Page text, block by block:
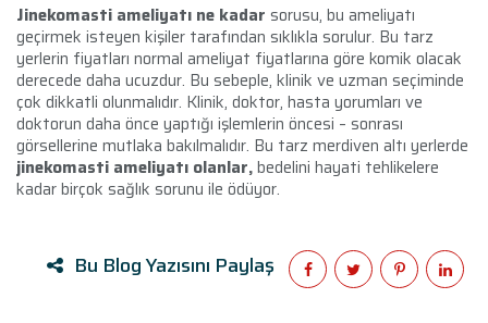
Jinekomasti ameliyatı ne kadar sorusu, bu ameliyatı
geçirmek isteyen kişiler tarafından sıklıkla sorulur. Bu tarz
yerlerin fiyatları normal ameliyat fiyatlarına göre komik olacak
derecede daha ucuzdur. Bu sebeple, klinik ve uzman seçiminde
çok dikkatli olunmalıdır. Klinik, doktor, hasta yorumları ve
doktorun daha önce yaptığı işlemlerin öncesi – sonrası
görsellerine mutlaka bakılmalıdır. Bu tarz merdiven altı yerlerde
jinekomasti ameliyatı olanlar,bedelini hayati tehlikelere
kadar birçok sağlık sorunu ile ödüyor.
Bu Blog Yazısını Paylaş